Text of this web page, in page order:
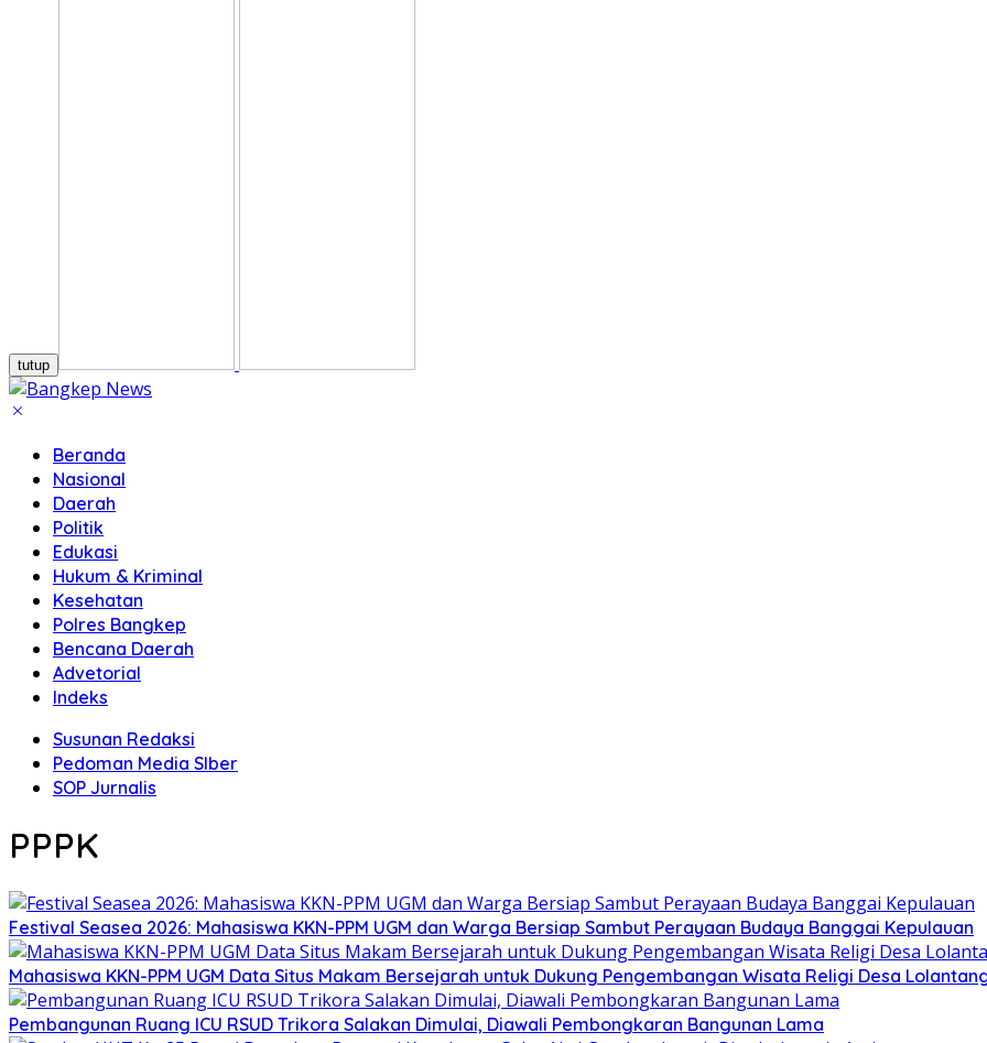
tutup
Beranda
Nasional
Daerah
Politik
Edukasi
Hukum & Kriminal
Kesehatan
Polres Bangkep
Bencana Daerah
Advetorial
Indeks
Susunan Redaksi
Pedoman Media SIber
SOP Jurnalis
PPPK
Festival Seasea 2026: Mahasiswa KKN-PPM UGM dan Warga Bersiap Sambut Perayaan Budaya Banggai Kepulauan
Mahasiswa KKN-PPM UGM Data Situs Makam Bersejarah untuk Dukung Pengembangan Wisata Religi Desa
Pembangunan Ruang ICU RSUD Trikora Salakan Dimulai, Diawali Pembongkaran Bangunan Lama